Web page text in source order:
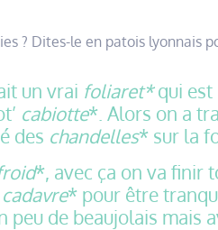
? Dites-le en patois lyonnais
un vrai foliaret*qui est
cabiotte*. Alors on a
des chandelles* sur la
*, avec ça on va finir
* pour être
peu de beaujolais mais